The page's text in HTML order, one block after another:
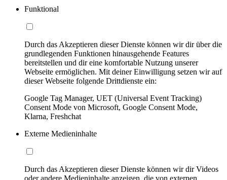
Funktional
Durch das Akzeptieren dieser Dienste können wir dir über die
grundlegenden Funktionen hinausgehende Features
bereitstellen und dir eine komfortable Nutzung unserer
Webseite ermöglichen. Mit deiner Einwilligung setzen wir auf
dieser Webseite folgende Drittdienste ein:
Google Tag Manager, UET (Universal Event Tracking)
Consent Mode von Microsoft, Google Consent Mode,
Klarna, Freshchat
Externe Medieninhalte
Durch das Akzeptieren dieser Dienste können wir dir Videos